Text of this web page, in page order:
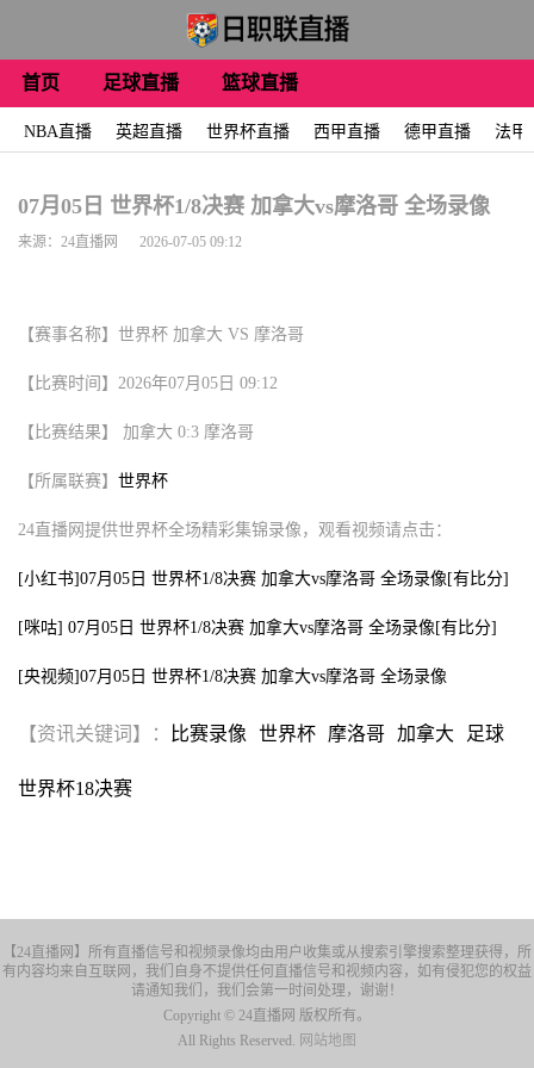
首页 足球直播 篮球直播
NBA直播 英超直播 世界杯直播 西甲直播 德甲直播 法甲
07月05日 世界杯1/8决赛 加拿大vs摩洛哥 全场录像
来源：24直播网 2026-07-05 09:12
【赛事名称】世界杯 加拿大 VS 摩洛哥
【比赛时间】2026年07月05日 09:12
【比赛结果】 加拿大 0:3 摩洛哥
【所属联赛】 世界杯
24直播网提供世界杯全场精彩集锦录像，观看视频请点击：
[小红书]07月05日 世界杯1/8决赛 加拿大vs摩洛哥 全场录像[有比分]
[咪咕] 07月05日 世界杯1/8决赛 加拿大vs摩洛哥 全场录像[有比分]
[央视频]07月05日 世界杯1/8决赛 加拿大vs摩洛哥 全场录像
【资讯关键词】： 比赛录像 世界杯 摩洛哥 加拿大 足球
世界杯18决赛
【24直播网】所有直播信号和视频录像均由用户收集或从搜索引擎搜索整理获得，所
有内容均来自互联网，我们自身不提供任何直播信号和视频内容，如有侵犯您的权益
请通知我们，我们会第一时间处理，谢谢！
Copyright © 24直播网 版权所有。
All Rights Reserved. 网站地图